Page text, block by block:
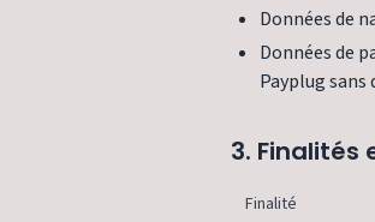
Données de
Données de
Payplug sans
3. Finalités
Finalité